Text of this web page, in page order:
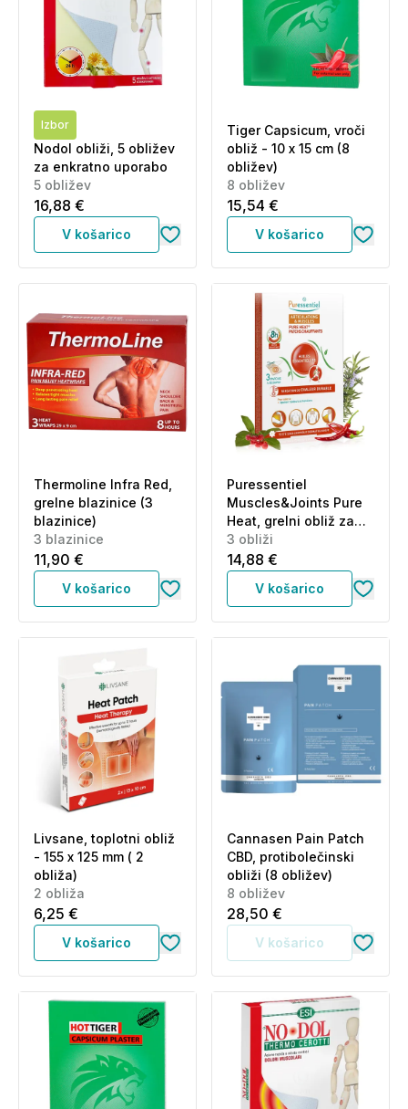
Izbor
Nodol obliži, 5 obližev
za enkratno uporabo
5 obližev
16,88 €
V košarico
Tiger Capsicum, vroči
obliž - 10 x 15 cm (8
obližev)
8 obližev
15,54 €
V košarico
Thermoline Infra Red,
grelne blazinice (3
blazinice)
3 blazinice
11,90 €
V košarico
Puressentiel
Muscles&Joints Pure
Heat, grelni obliž za
mišice in sklepe (3
obliži)
3 obliži
14,88 €
V košarico
Livsane, toplotni obliž
- 155 x 125 mm ( 2
obliža)
2 obliža
6,25 €
V košarico
Cannasen Pain Patch
CBD, protibolečinski
obliži (8 obližev)
8 obližev
28,50 €
V košarico